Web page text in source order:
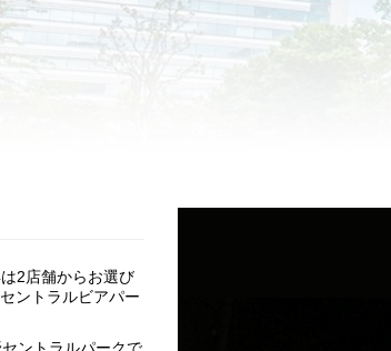
2店舗からお選び
ントラルビアパー